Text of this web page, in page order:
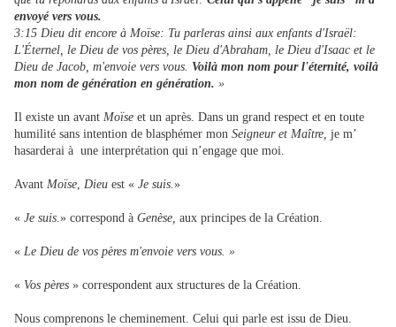
envoyé vers vous.
3:15 Dieu dit encore à Moïse: Tu parleras ainsi aux enfants d'Israël:
L'Éternel, le Dieu de vos pères, le Dieu d'Abraham, le Dieu d'Isaac et le
Dieu de Jacob, m'envoie vers vous. Voilà mon nom pour l'éternité, voilà
mon nom de génération en génération. »
Il existe un avant Moïse et un après. Dans un grand respect et en toute
humilité sans intention de blasphémer mon Seigneur et Maître, je m’
hasarderai à une interprétation qui n’engage que moi.
Avant Moïse, Dieu est « Je suis.»
« Je suis.» correspond à Genèse, aux principes de la Création.
« Le Dieu de vos pères m'envoie vers vous. »
« Vos pères » correspondent aux structures de la Création.
Nous comprenons le cheminement. Celui qui parle est issu de Dieu.